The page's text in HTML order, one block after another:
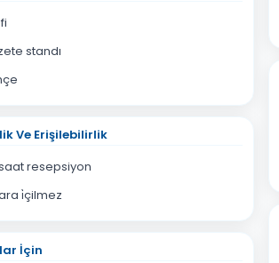
standı
Ve Erişilebilirlik
resepsiyon
i̇çilmez
İçin